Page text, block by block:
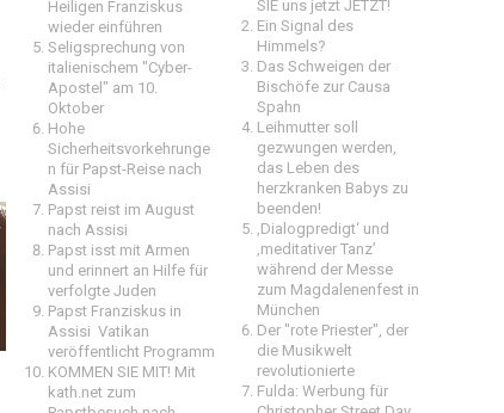
Heiligen Franziskus
wieder einführen
Seligsprechung von
italienischem "Cyber-
Apostel" am 10.
Oktober
Hohe
Sicherheitsvorkehrunge
n für Papst-Reise nach
Assisi
Papst reist im August
nach Assisi
Papst isst mit Armen
und erinnert an Hilfe für
verfolgte Juden
Papst Franziskus in
Assisi  Vatikan
veröffentlicht Programm
KOMMEN SIE MIT! Mit
kath.net zum
SIE uns jetzt JETZT!
Ein Signal des
Himmels?
Das Schweigen der
Bischöfe zur Causa
Spahn
Leihmutter soll
gezwungen werden,
das Leben des
herzkranken Babys zu
beenden!
‚Dialogpredigt‘ und
‚meditativer Tanz’
während der Messe
zum Magdalenenfest in
München
Der "rote Priester", der
die Musikwelt
revolutionierte
Fulda: Werbung für